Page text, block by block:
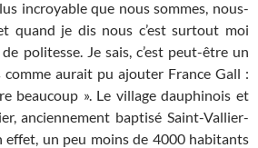
incroyable que nous sommes, nous-
quand je dis nous c’est surtout moi
politesse. Je sais, c’est peut-être un
aurait pu ajouter France Gall :
beaucoup ». Le village dauphinois et
anciennement baptisé Saint-Vallier-
effet, un peu moins de 4000 habitants